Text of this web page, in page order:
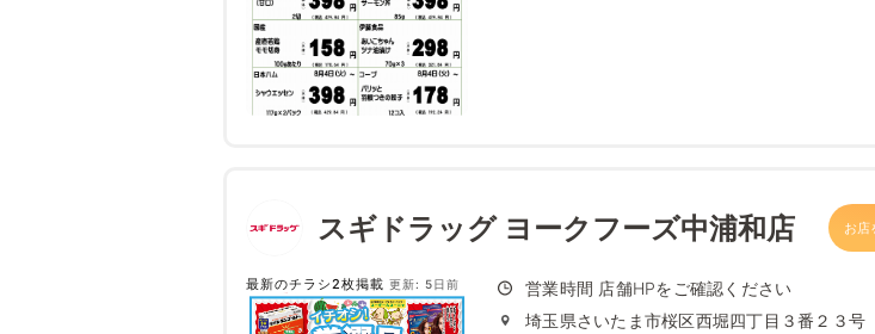
スギドラッグ ヨークフーズ中浦和店 お店
最新のチラシ2枚掲載 更新: 5日前
営業時間 店舗HPをご確認ください
埼玉県さいたま市桜区西堀四丁目３番２３